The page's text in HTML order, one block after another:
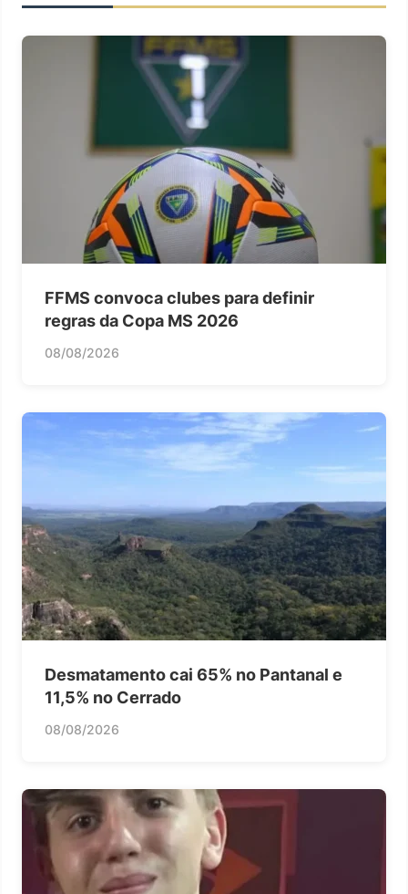
FFMS convoca clubes para definir
regras da Copa MS 2026
08/08/2026
Desmatamento cai 65% no Pantanal e
11,5% no Cerrado
08/08/2026